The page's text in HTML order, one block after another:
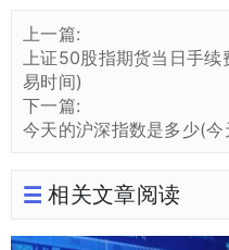
上一篇:
上证50股指期货当日手
易时间)
下一篇:
今天的沪深指数是多少(
相关文章阅读